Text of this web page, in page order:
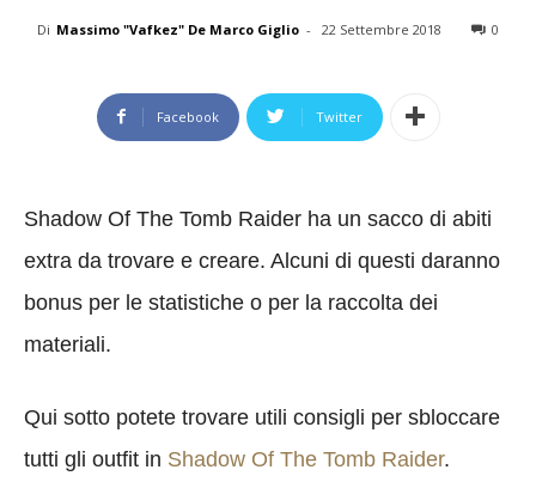
Di Massimo "Vafkez" De Marco Giglio - 22 Settembre 2018 0
Facebook Twitter
Shadow Of The Tomb Raider ha un sacco di abiti
extra da trovare e creare. Alcuni di questi daranno
bonus per le statistiche o per la raccolta dei
materiali.
Qui sotto potete trovare utili consigli per sbloccare
tutti gli outfit in Shadow Of The Tomb Raider.